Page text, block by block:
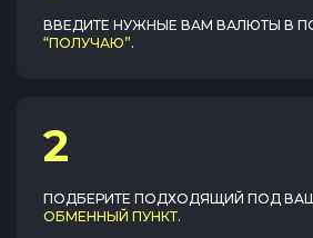
ВВЕДИТЕ НУЖНЫЕ ВАМ ВАЛЮТЫ В
“ПОЛУЧАЮ”.
2
ПОДБЕРИТЕ ПОДХОДЯЩИЙ ПОД
ОБМЕННЫЙ ПУНКТ.